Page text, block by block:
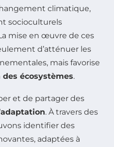
climatique,
socioculturels
mise en œuvre de ces
d’atténuer les
mais favorise
des écosystèmes.
et de partager des
. À travers des
identifier des
adaptées à